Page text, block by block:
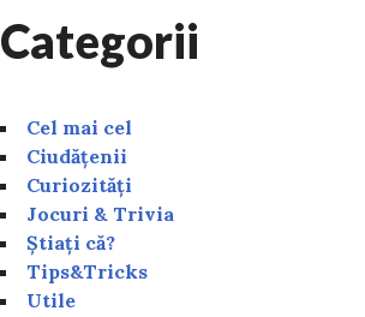
Categorii
Cel mai cel
Ciudățenii
Curiozități
Jocuri & Trivia
Știați că?
Tips&Tricks
Utile